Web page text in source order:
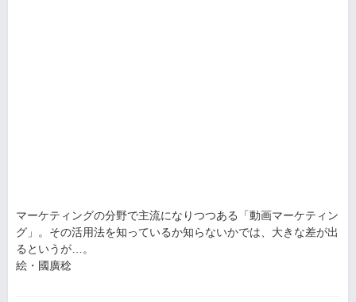
マーケティングの分野で主流になりつつある「動画マーケティン
グ」。その活用法を知っているか知らないかでは、大きな差が出
るというが…。
絵・國廣稔